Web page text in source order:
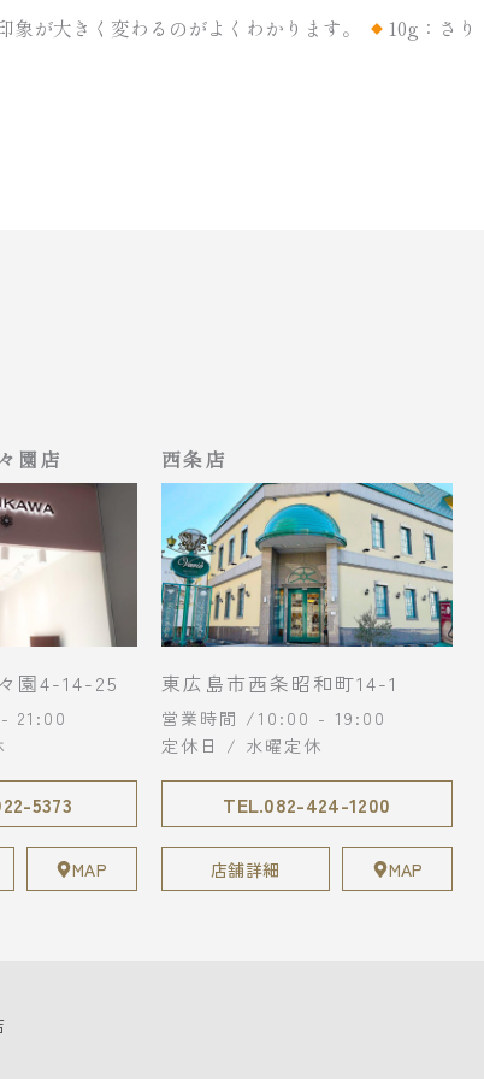
が大きく変わるのがよくわかります。
10g：さり
園店
園4-14-25
21:00
5373
MAP
西条店
東広島市西条昭和町14-1
営業時間 /10:00 - 19:00
定休日 / 水曜定休
TEL.082-424-1200
店舗詳細 MAP